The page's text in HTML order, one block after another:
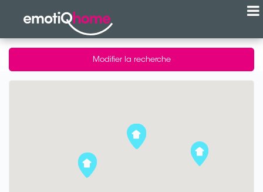
Modifier la recherche